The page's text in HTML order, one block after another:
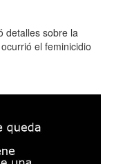
detalles sobre la
el feminicidio